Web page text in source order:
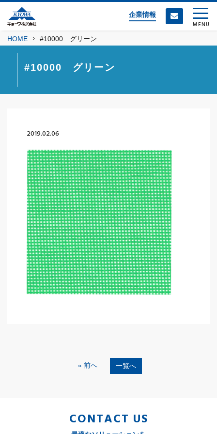
企業情報
MENU
HOME #10000 グリーン
#10000 グリーン
2019.02.06
« 前へ 一覧へ
CONTACT US